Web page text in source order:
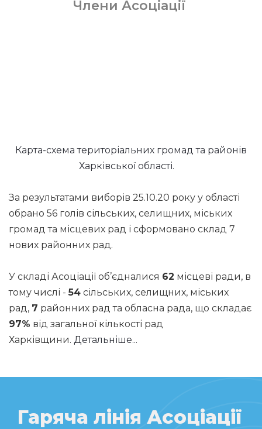
Члени Асоціації
Карта-схема територіальних громад та районів
Харківської області.
За результатами виборів 25.10.20 року у області
обрано 56 голів сільських, селищних, міських
громад та місцевих рад і сформовано склад 7
нових районних рад.
У складі Асоціації об’єдналися 62 місцеві ради, в
тому числі -54 сільських, селищних, міських
рад, 7 районних рад та обласна рада, що складає
97% від загальної кількості рад
Харківщини. Детальніше...
Гаряча лінія Асоціації